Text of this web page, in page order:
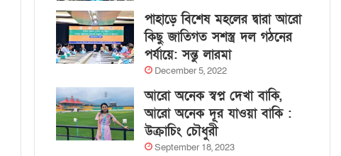
পাহাড়ে বিশেষ মহলের দ্বারা আরো
কিছু জাতিগত সশস্ত্র দল গঠনের
পর্যায়ে: সন্তু লারমা
December 5, 2022
আরো অনেক স্বপ্ন দেখা বাকি,
আরো অনেক দূর যাওয়া বাকি :
উক্রাচিং চৌধুরী
September 18, 2023